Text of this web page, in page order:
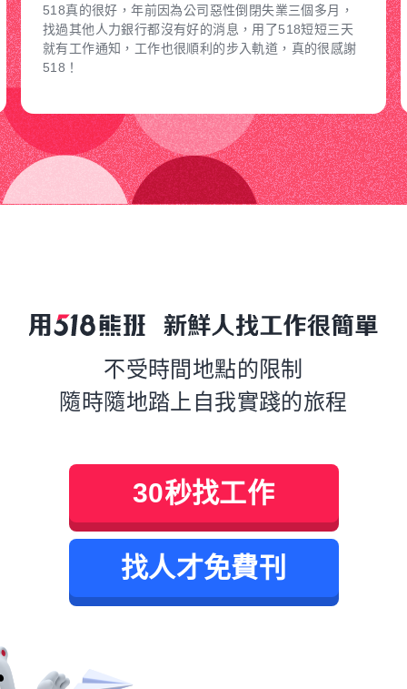
518真的很好，年前因為公司惡性倒閉失業三個多月，
找過其他人力銀行都沒有好的消息，用了518短短三天
就有工作通知，工作也很順利的步入軌道，真的很感謝
518！
不受時間地點的限制
隨時隨地踏上自我實踐的旅程
30秒找工作
找人才免費刊